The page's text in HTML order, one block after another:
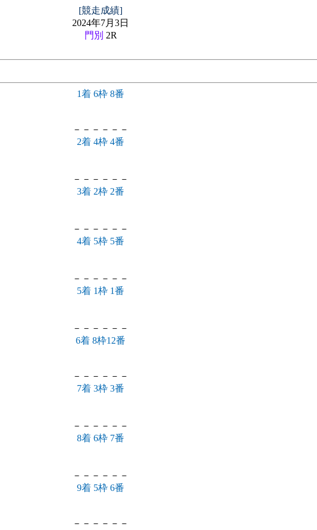
[競走成績]
2024年7月3日
門別 2R
1着 6枠 8番
－－－－－－
2着 4枠 4番
－－－－－－
3着 2枠 2番
－－－－－－
4着 5枠 5番
－－－－－－
5着 1枠 1番
－－－－－－
6着 8枠12番
－－－－－－
7着 3枠 3番
－－－－－－
8着 6枠 7番
－－－－－－
9着 5枠 6番
－－－－－－